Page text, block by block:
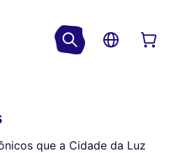
que a Cidade da Luz